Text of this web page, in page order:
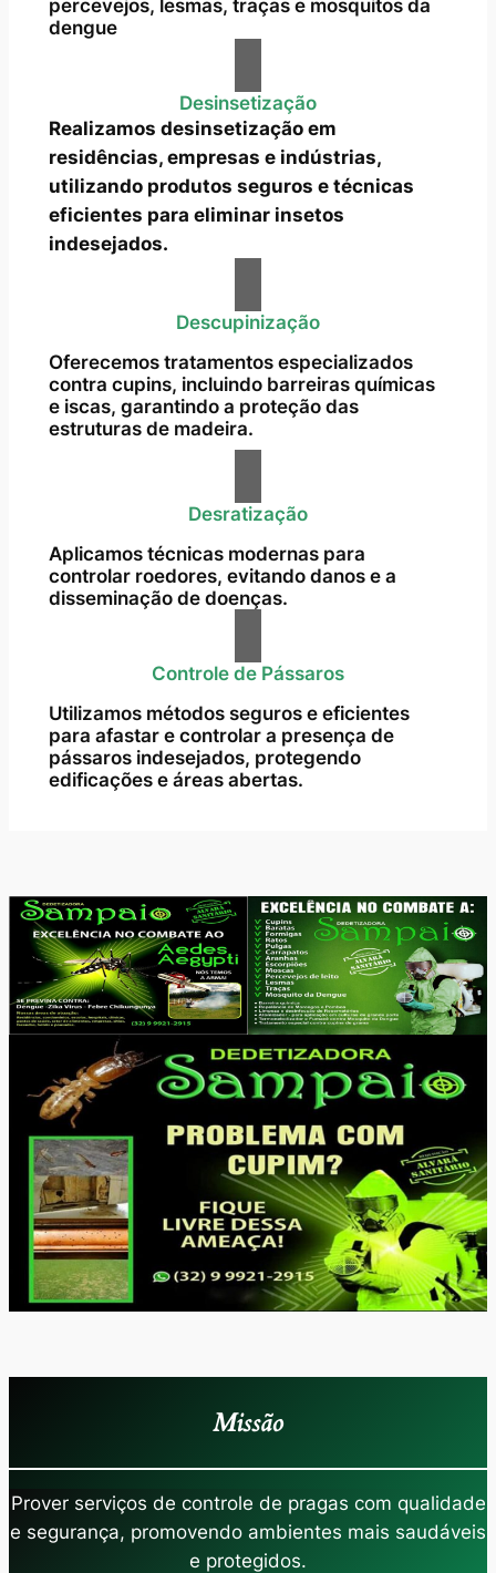
percevejos, lesmas, traças e mosquitos da
dengue
Desinsetização
Realizamos desinsetização em
residências, empresas e indústrias,
utilizando produtos seguros e técnicas
eficientes para eliminar insetos
indesejados.
Descupinização
Oferecemos tratamentos especializados
contra cupins, incluindo barreiras químicas
e iscas, garantindo a proteção das
estruturas de madeira.
Desratização
Aplicamos técnicas modernas para
controlar roedores, evitando danos e a
disseminação de doenças.
Controle de Pássaros
Utilizamos métodos seguros e eficientes
para afastar e controlar a presença de
pássaros indesejados, protegendo
edificações e áreas abertas.
Missão
Prover serviços de controle de pragas com qualidade
e segurança, promovendo ambientes mais saudáveis
e protegidos.